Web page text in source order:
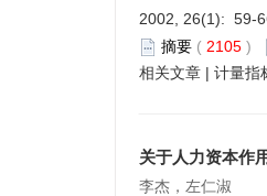
2002, 26(1): 59-
摘要 ( 2105 )
相关文章 | 计量指
关于人力资本作
李杰，左仁淑